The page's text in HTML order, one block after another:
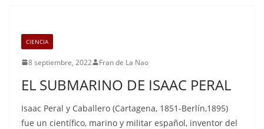
CIENCIA
8 septiembre, 2022 Fran de La Nao
EL SUBMARINO DE ISAAC PERAL
Isaac Peral y Caballero (Cartagena, 1851-Berlín,1895)
fue un científico, marino y militar español, inventor del